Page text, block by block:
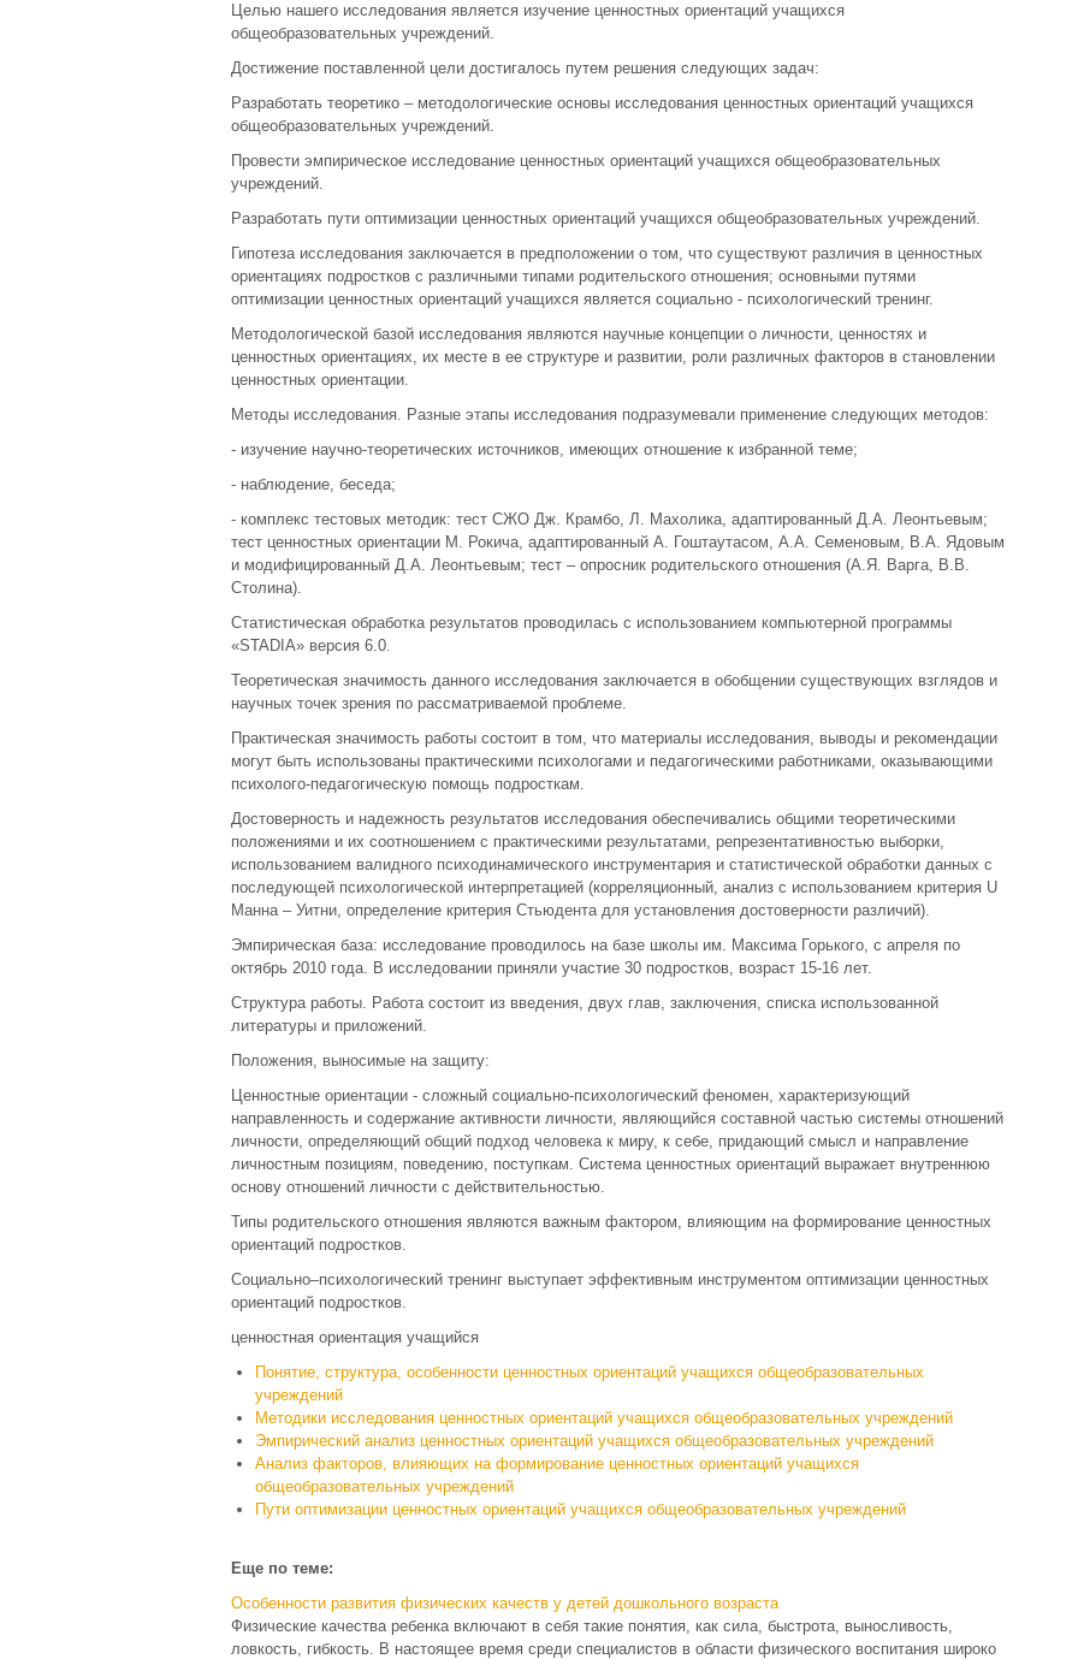
Целью нашего исследования является изучение ценностных ориентаций учащихся
общеобразовательных учреждений.
Достижение поставленной цели достигалось путем решения следующих задач:
Разработать теоретико – методологические основы исследования ценностных ориентаций учащихся
общеобразовательных учреждений.
Провести эмпирическое исследование ценностных ориентаций учащихся общеобразовательных
учреждений.
Разработать пути оптимизации ценностных ориентаций учащихся общеобразовательных учреждений.
Гипотеза исследования заключается в предположении о том, что существуют различия в ценностных
ориентациях подростков с различными типами родительского отношения; основными путями
оптимизации ценностных ориентаций учащихся является социально - психологический тренинг.
Методологической базой исследования являются научные концепции о личности, ценностях и
ценностных ориентациях, их месте в ее структуре и развитии, роли различных факторов в становлении
ценностных ориентации.
Методы исследования. Разные этапы исследования подразумевали применение следующих методов:
- изучение научно-теоретических источников, имеющих отношение к избранной теме;
- наблюдение, беседа;
- комплекс тестовых методик: тест СЖО Дж. Крамбо, Л. Махолика, адаптированный Д.А. Леонтьевым;
тест ценностных ориентации М. Рокича, адаптированный А. Гоштаутасом, А.А. Семеновым, В.А. Ядовым
и модифицированный Д.А. Леонтьевым; тест – опросник родительского отношения (А.Я. Варга, В.В.
Столина).
Статистическая обработка результатов проводилась с использованием компьютерной программы
«STADIA» версия 6.0.
Теоретическая значимость данного исследования заключается в обобщении существующих взглядов и
научных точек зрения по рассматриваемой проблеме.
Практическая значимость работы состоит в том, что материалы исследования, выводы и рекомендации
могут быть использованы практическими психологами и педагогическими работниками, оказывающими
психолого-педагогическую помощь подросткам.
Достоверность и надежность результатов исследования обеспечивались общими теоретическими
положениями и их соотношением с практическими результатами, репрезентативностью выборки,
использованием валидного психодинамического инструментария и статистической обработки данных с
последующей психологической интерпретацией (корреляционный, анализ с использованием критерия U
Манна – Уитни, определение критерия Стьюдента для установления достоверности различий).
Эмпирическая база: исследование проводилось на базе школы им. Максима Горького, с апреля по
октябрь 2010 года. В исследовании приняли участие 30 подростков, возраст 15-16 лет.
Структура работы. Работа состоит из введения, двух глав, заключения, списка использованной
литературы и приложений.
Положения, выносимые на защиту:
Ценностные ориентации - сложный социально-психологический феномен, характеризующий
направленность и содержание активности личности, являющийся составной частью системы отношений
личности, определяющий общий подход человека к миру, к себе, придающий смысл и направление
личностным позициям, поведению, поступкам. Система ценностных ориентаций выражает внутреннюю
основу отношений личности с действительностью.
Типы родительского отношения являются важным фактором, влияющим на формирование ценностных
ориентаций подростков.
Социально–психологический тренинг выступает эффективным инструментом оптимизации ценностных
ориентаций подростков.
ценностная ориентация учащийся
Понятие, структура, особенности ценностных ориентаций учащихся общеобразовательных
учреждений
Методики исследования ценностных ориентаций учащихся общеобразовательных учреждений
Эмпирический анализ ценностных ориентаций учащихся общеобразовательных учреждений
Анализ факторов, влияющих на формирование ценностных ориентаций учащихся
общеобразовательных учреждений
Пути оптимизации ценностных ориентаций учащихся общеобразовательных учреждений
Еще по теме:
Особенности развития физических качеств у детей дошкольного возраста
Физические качества ребенка включают в себя такие понятия, как сила, быстрота, выносливость,
ловкость, гибкость. В настоящее время среди специалистов в области физического воспитания широко